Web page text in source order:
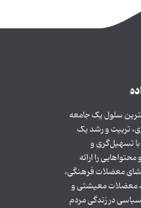
سلول یک جامعه
تربیت و رشد یک
با تسهیل‌گری و
را ارائه
معضلات فرهنگی،
معضلات معیشتی و
در زندگی مردم